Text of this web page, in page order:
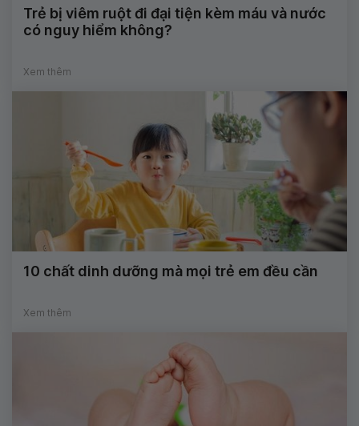
Trẻ bị viêm ruột đi đại tiện kèm máu và nước
có nguy hiểm không?
Xem thêm
10 chất dinh dưỡng mà mọi trẻ em đều cần
Xem thêm